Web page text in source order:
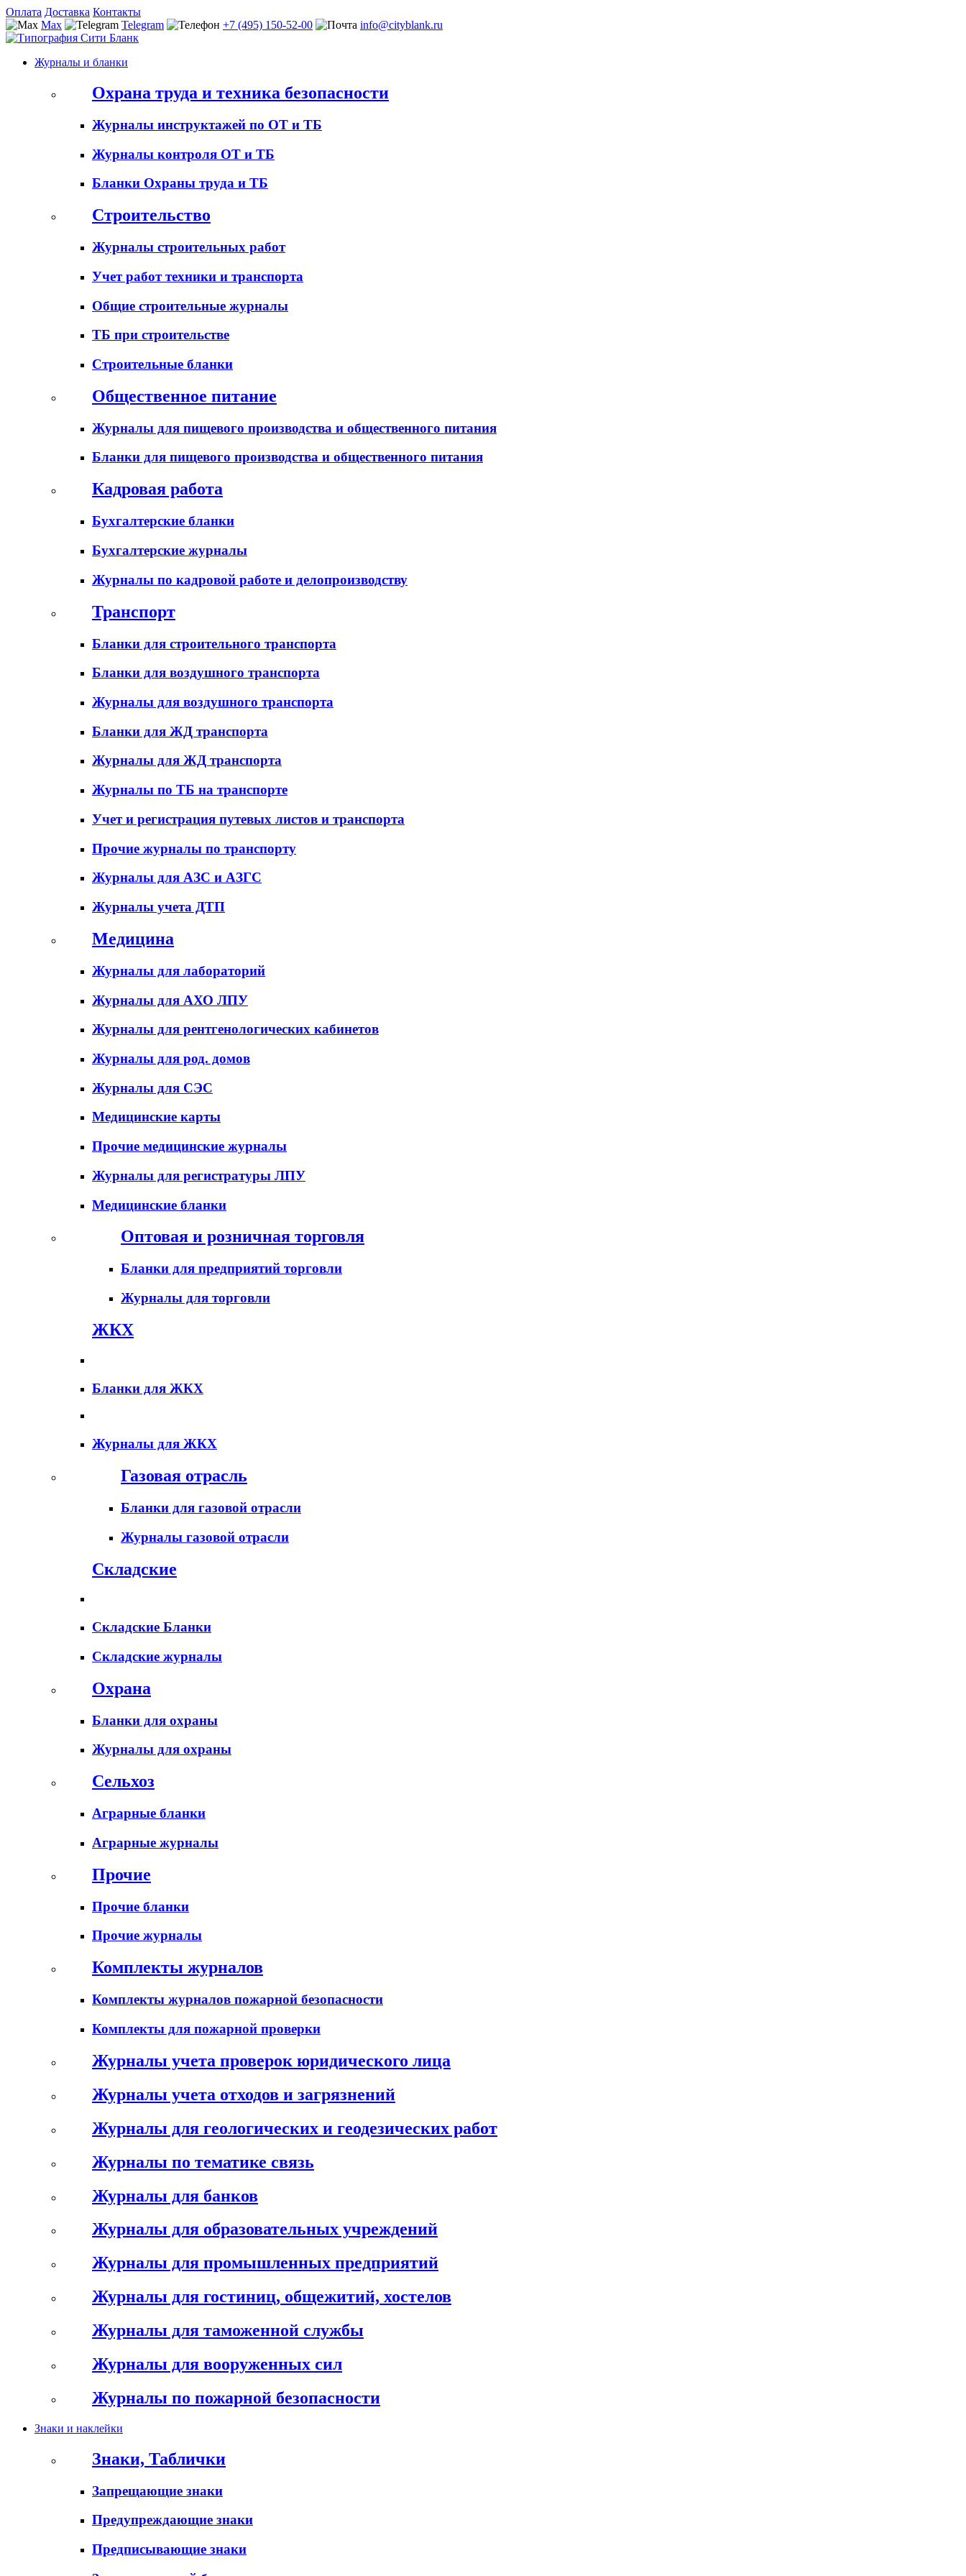
Оплата Доставка Контакты
Max
Telegram +7 (495) 150-52-00 info@cityblank.ru
Журналы и бланки
Охрана труда и техника безопасности
Журналы инструктажей по ОТ и ТБ
Журналы контроля ОТ и ТБ
Бланки Охраны труда и ТБ
Строительство
Журналы строительных работ
Учет работ техники и транспорта
Общие строительные журналы
ТБ при строительстве
Строительные бланки
Общественное питание
Журналы для пищевого производства и общественного питания
Бланки для пищевого производства и общественного питания
Кадровая работа
Бухгалтерские бланки
Бухгалтерские журналы
Журналы по кадровой работе и делопроизводству
Транспорт
Бланки для строительного транспорта
Бланки для воздушного транспорта
Журналы для воздушного транспорта
Бланки для ЖД транспорта
Журналы для ЖД транспорта
Журналы по ТБ на транспорте
Учет и регистрация путевых листов и транспорта
Прочие журналы по транспорту
Журналы для АЗС и АЗГС
Журналы учета ДТП
Медицина
Журналы для лабораторий
Журналы для АХО ЛПУ
Журналы для рентгенологических кабинетов
Журналы для род. домов
Журналы для СЭС
Медицинские карты
Прочие медицинские журналы
Журналы для регистратуры ЛПУ
Медицинские бланки
Оптовая и розничная торговля
Бланки для предприятий торговли
Журналы для торговли
ЖКХ
Бланки для ЖКХ
Журналы для ЖКХ
Газовая отрасль
Бланки для газовой отрасли
Журналы газовой отрасли
Складские
Складские Бланки
Складские журналы
Охрана
Бланки для охраны
Журналы для охраны
Сельхоз
Аграрные бланки
Аграрные журналы
Прочие
Прочие бланки
Прочие журналы
Комплекты журналов
Комплекты журналов пожарной безопасности
Комплекты для пожарной проверки
Журналы учета проверок юридического лица
Журналы учета отходов и загрязнений
Журналы для геологических и геодезических работ
Журналы по тематике связь
Журналы для банков
Журналы для образовательных учреждений
Журналы для промышленных предприятий
Журналы для гостиниц, общежитий, хостелов
Журналы для таможенной службы
Журналы для вооруженных сил
Журналы по пожарной безопасности
Знаки и наклейки
Знаки, Таблички
Запрещающие знаки
Предупреждающие знаки
Предписывающие знаки